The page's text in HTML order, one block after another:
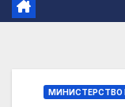
МИНИСТЕРСТВО